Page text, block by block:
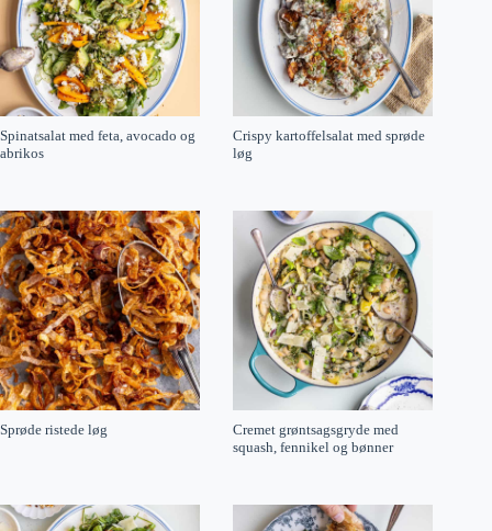
Spinatsalat med feta, avocado og
abrikos
Crispy kartoffelsalat med sprøde
løg
Sprøde ristede løg
Cremet grøntsagsgryde med
squash, fennikel og bønner